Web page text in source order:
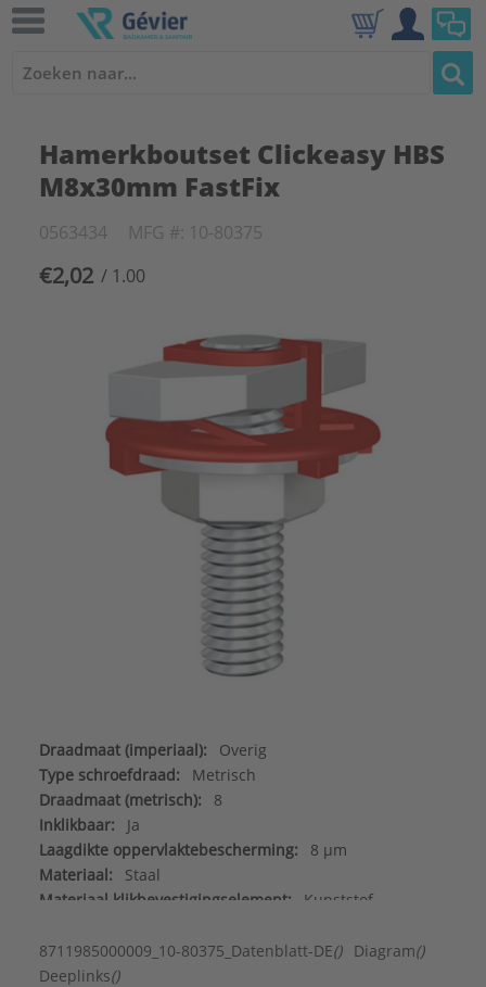
Hamerkboutset Clickeasy HBS
M8x30mm FastFix
0563434 MFG #: 10-80375
€2,02 / 1.00
Draadmaat (imperiaal):
Overig
Type schroefdraad:
Metrisch
Draadmaat (metrisch):
8
Inklikbaar:
Ja
Laagdikte oppervlaktebescherming:
8 µm
Materiaal:
Staal
Materiaal klikbevestigingselement:
Kunststof
Met draadeind:
Ja
Met sluitring:
8711985000009_10-80375_Datenblatt-DE() Diagram()
Deeplinks()